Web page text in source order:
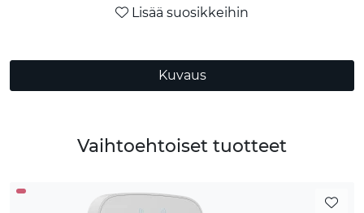
Lisää suosikkeihin
Kuvaus
Vaihtoehtoiset tuotteet